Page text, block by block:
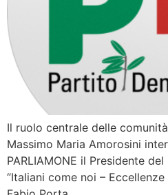
Il ruolo centrale delle
Massimo Maria Amorosini
PARLIAMONE il Presidente
“Italiani come noi –